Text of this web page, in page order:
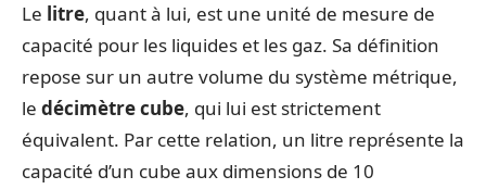
Le litre, quant à lui, est une unité de mesure de
capacité pour les liquides et les gaz. Sa définition
repose sur un autre volume du système métrique,
le décimètre cube, qui lui est strictement
équivalent. Par cette relation, un litre représente la
capacité d’un cube aux dimensions de 10